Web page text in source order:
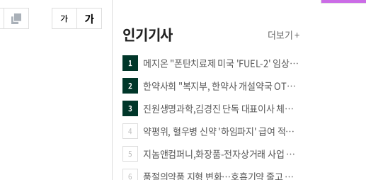
인기기사 더보기 +
1 메지온 "폰탄치료제 미국 'FUEL-2' 임상 프로토콜 영국 승인"
2 한약사회 "복지부, 한약사 개설약국 OTC 공급 방해 더는 방관 말아야"
3 진원생명과학,김경진 단독 대표이사 체제 돌입
4 약평위, 혈우병 신약 '하임파지' 급여 적정성 인정…조건부 통과
5 지놈앤컴퍼니,화장품-전자상거래 사업 진출
6 품절의약품 지형 변화…호흡기약 줄고 만성질환 복합제 늘었다